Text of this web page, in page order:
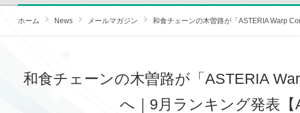
ホーム News メールマガジン 和食チェーンの木曽路が「ASTERIA Warp
和食チェーンの木曽路が「ASTERIA
へ｜9月ランキング発表【